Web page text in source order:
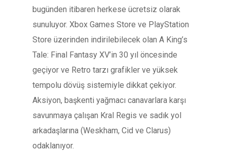
bugünden itibaren herkese ücretsiz olarak
sunuluyor. Xbox Games Store ve PlayStation
Store üzerinden indirilebilecek olan A King’s
Tale: Final Fantasy XV’in 30 yıl öncesinde
geçiyor ve Retro tarzı grafikler ve yüksek
tempolu dövüş sistemiyle dikkat çekiyor.
Aksiyon, başkenti yağmacı canavarlara karşı
savunmaya çalışan Kral Regis ve sadık yol
arkadaşlarına (Weskham, Cid ve Clarus)
odaklanıyor.